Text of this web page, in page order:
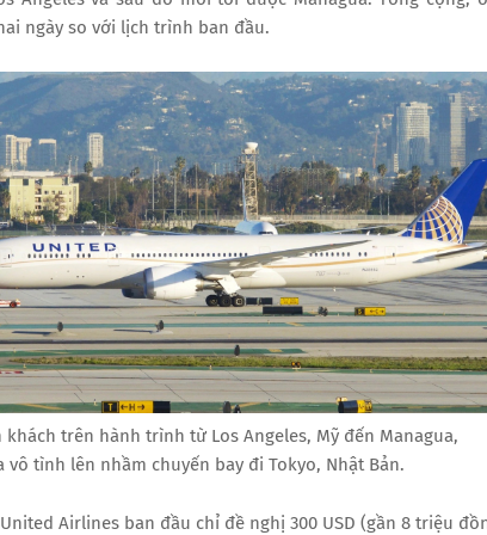
ngày so với lịch trình ban đầu.
khách trên hành trình từ Los Angeles, Mỹ đến Managua,
vô tình lên nhầm chuyến bay đi Tokyo, Nhật Bản.
Airlines ban đầu chỉ đề nghị 300 USD (gần 8 triệu